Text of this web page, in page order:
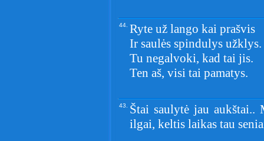
44. Ryte už lango kai prašvis
Ir saulės spindulys užklys.
Tu negalvoki, kad tai jis.
Ten aš, visi tai pamatys.
43. Štai saulytė jau aukštai..
ilgai, keltis laikas tau